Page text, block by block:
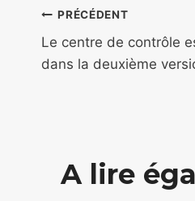
Navigation
de
PRÉCÉDENT
Le centre de contrôle
dans la deuxième
A lire